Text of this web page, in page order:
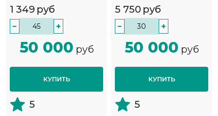
1 349 руб
− +
50 000 руб
КУПИТЬ
5
5 750 руб
− +
50 000 руб
КУПИТЬ
5